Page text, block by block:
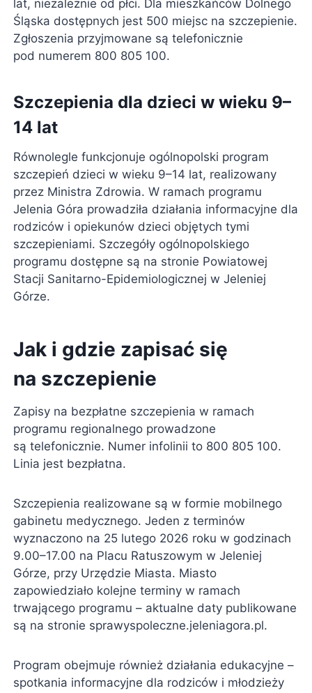
lat, niezależnie od płci. Dla mieszkańców Dolnego
Śląska dostępnych jest 500 miejsc na szczepienie.
Zgłoszenia przyjmowane są telefonicznie
pod numerem 800 805 100.
Szczepienia dla dzieci w wieku 9–
14 lat
Równolegle funkcjonuje ogólnopolski program
szczepień dzieci w wieku 9–14 lat, realizowany
przez Ministra Zdrowia. W ramach programu
Jelenia Góra prowadziła działania informacyjne dla
rodziców i opiekunów dzieci objętych tymi
szczepieniami. Szczegóły ogólnopolskiego
programu dostępne są na stronie Powiatowej
Stacji Sanitarno-Epidemiologicznej w Jeleniej
Górze.
Jak i gdzie zapisać się
na szczepienie
Zapisy na bezpłatne szczepienia w ramach
programu regionalnego prowadzone
są telefonicznie. Numer infolinii to 800 805 100.
Linia jest bezpłatna.
Szczepienia realizowane są w formie mobilnego
gabinetu medycznego. Jeden z terminów
wyznaczono na 25 lutego 2026 roku w godzinach
9.00–17.00 na Placu Ratuszowym w Jeleniej
Górze, przy Urzędzie Miasta. Miasto
zapowiedziało kolejne terminy w ramach
trwającego programu – aktualne daty publikowane
są na stronie sprawyspoleczne.jeleniagora.pl.
Program obejmuje również działania edukacyjne –
spotkania informacyjne dla rodziców i młodzieży